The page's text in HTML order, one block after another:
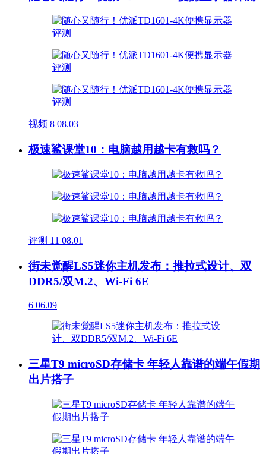
视频 8 08.03
极速鲨课堂10：电脑越用越卡有救吗？
评测 11 08.01
街未觉醒LS5迷你主机发布：推拉式设计、双
DDR5/双M.2、Wi-Fi 6E
6 06.09
三星T9 microSD存储卡 年轻人靠谱的端午假期
出片搭子